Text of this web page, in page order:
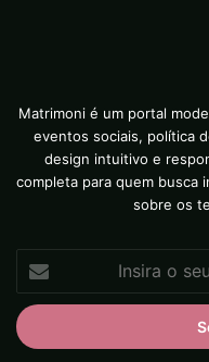
Matrimoni é um portal
eventos sociais, política
design intuitivo e
completa para quem busca
sobre os
Insira
seu
endereço
de